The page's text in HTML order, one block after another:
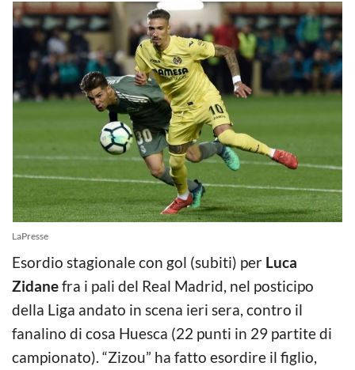
LaPresse
Esordio stagionale con gol (subiti) per Luca
Zidanefra i pali del Real Madrid, nel posticipo
della Liga andato in scena ieri sera, contro il
fanalino di cosa Huesca (22 punti in 29 partite di
campionato). “Zizou” ha fatto esordire il figlio,